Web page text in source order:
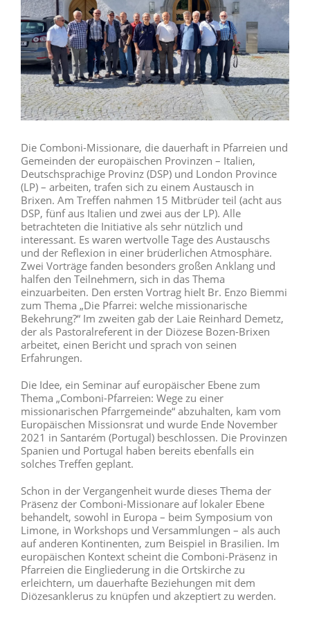
Die Comboni-Missionare, die dauerhaft in Pfarreien und
Gemeinden der europäischen Provinzen – Italien,
Deutschsprachige Provinz (DSP) und London Province
(LP) – arbeiten, trafen sich zu einem Austausch in
Brixen. Am Treffen nahmen 15 Mitbrüder teil (acht aus
DSP, fünf aus Italien und zwei aus der LP). Alle
betrachteten die Initiative als sehr nützlich und
interessant. Es waren wertvolle Tage des Austauschs
und der Reflexion in einer brüderlichen Atmosphäre.
Zwei Vorträge fanden besonders großen Anklang und
halfen den Teilnehmern, sich in das Thema
einzuarbeiten. Den ersten Vortrag hielt Br. Enzo Biemmi
zum Thema „Die Pfarrei: welche missionarische
Bekehrung?“ Im zweiten gab der Laie Reinhard Demetz,
der als Pastoralreferent in der Diözese Bozen-Brixen
arbeitet, einen Bericht und sprach von seinen
Erfahrungen.
Die Idee, ein Seminar auf europäischer Ebene zum
Thema „Comboni-Pfarreien: Wege zu einer
missionarischen Pfarrgemeinde“ abzuhalten, kam vom
Europäischen Missionsrat und wurde Ende November
2021 in Santarém (Portugal) beschlossen. Die Provinzen
Spanien und Portugal haben bereits ebenfalls ein
solches Treffen geplant.
Schon in der Vergangenheit wurde dieses Thema der
Präsenz der Comboni-Missionare auf lokaler Ebene
behandelt, sowohl in Europa – beim Symposium von
Limone, in Workshops und Versammlungen – als auch
auf anderen Kontinenten, zum Beispiel in Brasilien. Im
europäischen Kontext scheint die Comboni-Präsenz in
Pfarreien die Eingliederung in die Ortskirche zu
erleichtern, um dauerhafte Beziehungen mit dem
Diözesanklerus zu knüpfen und akzeptiert zu werden.